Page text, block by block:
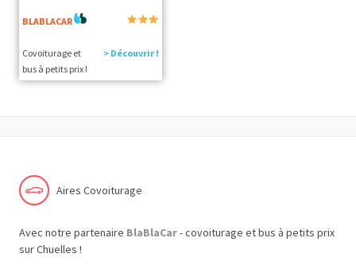
BLABLACAR
Covoiturage et
bus à petits prix !
> Découvrir !
Aires Covoiturage
Avec notre partenaire BlaBlaCar- covoiturage et bus à petits prix
sur Chuelles !